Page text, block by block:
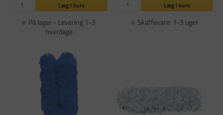
Læg i kurv
På lager - Levering 1-3
hverdage
Læg i kurv
Skaffevare: 1-3 uger